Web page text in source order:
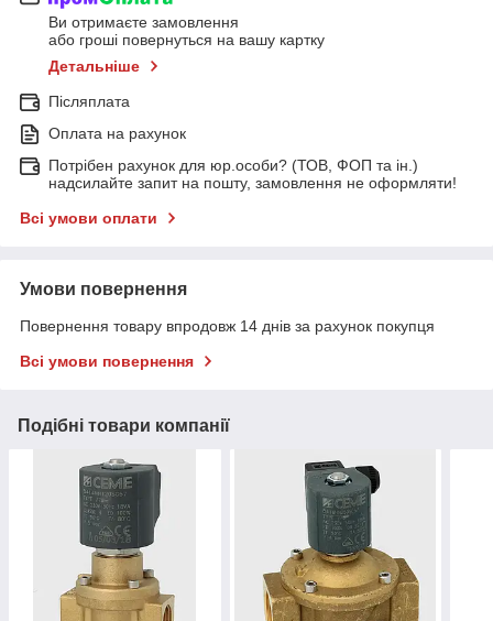
Ви отримаєте замовлення
або гроші повернуться на вашу картку
Детальніше
Післяплата
Оплата на рахунок
Потрібен рахунок для юр.особи? (ТОВ, ФОП та ін.)
надсилайте запит на пошту, замовлення не оформляти!
Всі умови оплати
Умови повернення
Повернення товару впродовж 14 днів за рахунок покупця
Всі умови повернення
Подібні товари компанії